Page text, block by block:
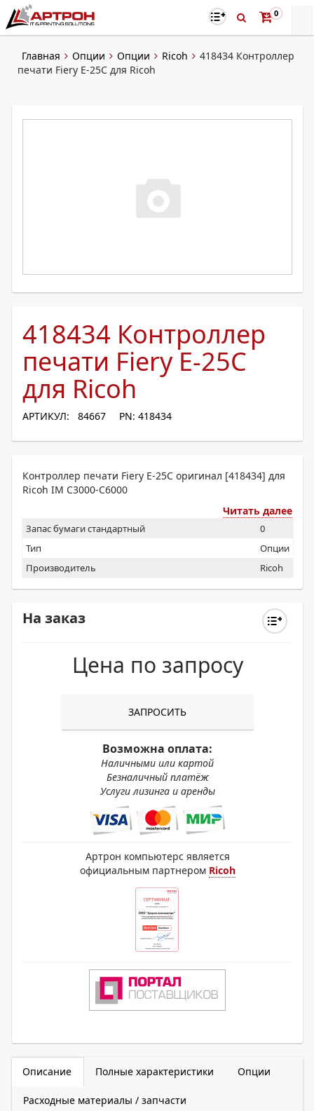
0
Главная Опции Опции Ricoh
418434 Контроллер
печати Fiery E-25C для Ricoh
418434 Контроллер
печати Fiery E-25C
для Ricoh
АРТИКУЛ: 84667 PN: 418434
Контроллер печати Fiery E-25C оригинал [418434] для
Ricoh IM C3000-C6000
Читать далее
Запас бумаги стандартный
0
Тип
Опции
Производитель
Ricoh
На заказ
Цена по запросу
ЗАПРОСИТЬ
Возможна оплата:
Наличными или картой
Безналичный платёж
Услуги лизинга и аренды
Артрон компьютерс является
официальным партнером Ricoh
Описание Полные характеристики Опции
Расходные материалы / запчасти